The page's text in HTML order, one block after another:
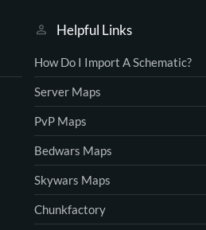
Helpful Links
How Do I Import A Schematic?
Server Maps
PvP Maps
Bedwars Maps
Skywars Maps
Chunkfactory